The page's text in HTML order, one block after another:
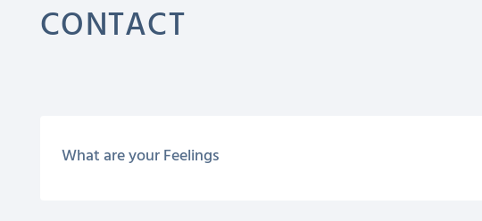
CONTACT
What are your Feelings